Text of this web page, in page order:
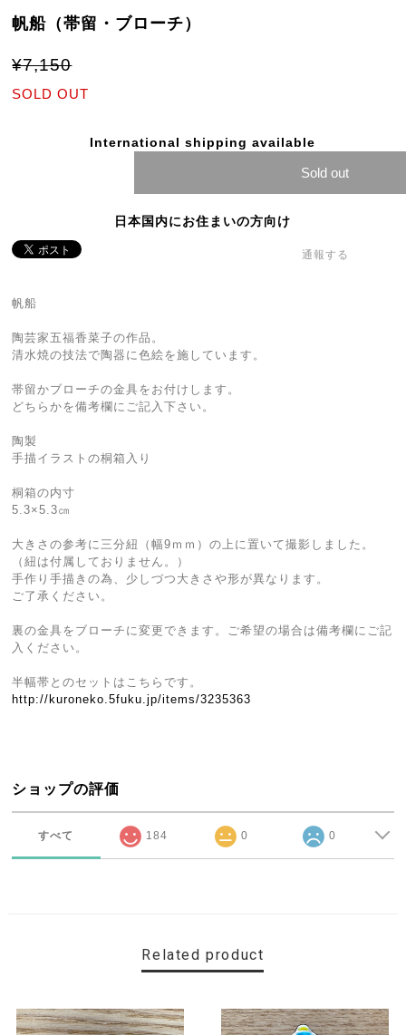
帆船（帯留・ブローチ）
¥7,150
SOLD OUT
International shipping available
Sold out
日本国内にお住まいの方向け
通報する
帆船
陶芸家五福香菜子の作品。
清水焼の技法で陶器に色絵を施しています。
帯留かブローチの金具をお付けします。
どちらかを備考欄にご記入下さい。
陶製
手描イラストの桐箱入り
桐箱の内寸
5.3×5.3㎝
大きさの参考に三分紐（幅9ｍｍ）の上に置いて撮影しました。
（紐は付属しておりません。）
手作り手描きの為、少しづつ大きさや形が異なります。
ご了承ください。
裏の金具をブローチに変更できます。ご希望の場合は備考欄にご記
入ください。
半幅帯とのセットはこちらです。
http://kuroneko.5fuku.jp/items/3235363
ショップの評価
すべて 184 0 0
Related product